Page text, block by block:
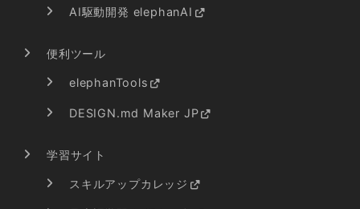
AI駆動開発 elephanAI
便利ツール
elephanTools
DESIGN.md Maker JP
学習サイト
スキルアップカレッジ